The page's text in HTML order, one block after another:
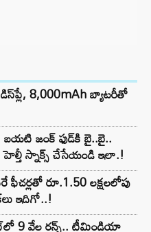
8,000mAh బ్యాటరీతో
బయటి జంక్ ఫుడ్‌కి బై..బై..
స్నాక్స్ చేసేయండి ఇలా.!
ఫీచర్లతో రూ.1.50 లక్షలలోపు
ఇదిగో..!
9 వేల రన్స్.. టీమిండియా